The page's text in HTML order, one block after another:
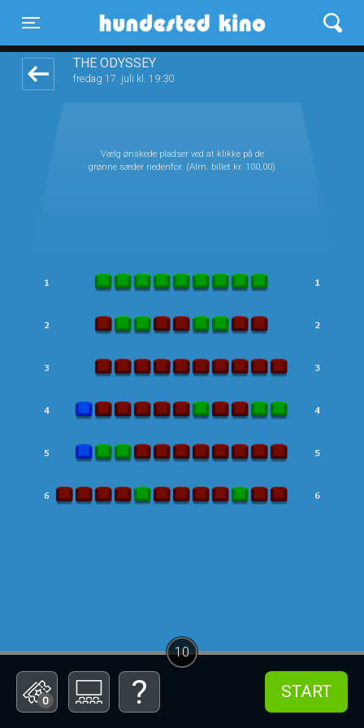
Toggle navigation
Hundested Kino
THE ODYSSEY
fredag 17. juli kl. 19:30
Vælg ønskede pladser ved at klikke på de
grønne sæder nedenfor. (Alm. billet kr. 100,00)
0 START
10
front05-temp 024425